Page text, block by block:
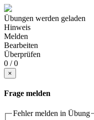
Übungen werden geladen
Hinweis
Melden
Bearbeiten
Überprüfen
0 / 0
×
Frage melden
Fehler melden in Übung